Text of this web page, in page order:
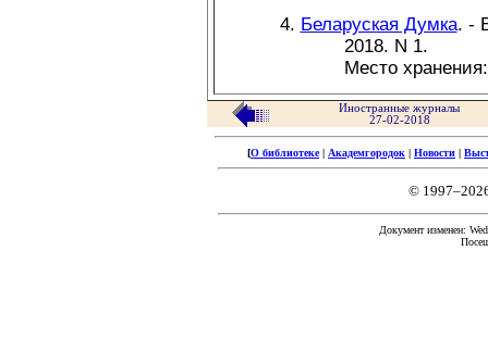
Беларуская Думка. -
2018. N 1.
Место
Иностранные журналы
27-02-2018
[О библиотеке| Академгородок | Новости |
©
Документ изменен: